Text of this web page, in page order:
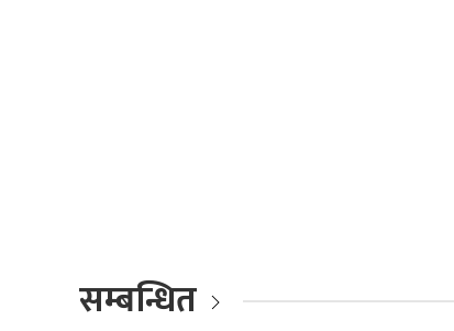
सम्बन्धित